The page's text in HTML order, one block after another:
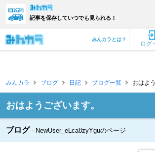
記事を保存していつでも見られる！
ログ
みんカラとは？
みんカラ ブログ 日記 ブログ一覧 おはよ
おはようございます。
ブログ NewUser_eLca8zyYguのページ